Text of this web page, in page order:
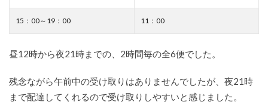
い？
置き配
して
る？
15：00～19：00 11：00
昼12時から夜21時までの、2時間毎の全6便でした。
残念ながら午前中の受け取りはありませんでしたが、夜21時
まで配達してくれるので受け取りしやすいと感じました。